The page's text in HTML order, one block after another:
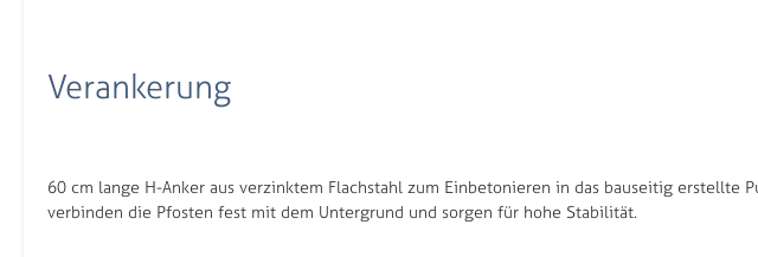
Verankerung
60 cm lange H-Anker aus verzinktem Flachstahl zum Einbetonieren in das bauseitig
verbinden die Pfosten fest mit dem Untergrund und sorgen für hohe Stabilität.